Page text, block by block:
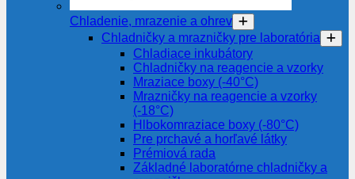
Chladenie, mrazenie a ohrev
Chladničky a mrazničky pre laboratória
Chladiace inkubátory
Chladničky na reagencie a vzorky
Mraziace boxy (-40°C)
Mrazničky na reagencie a vzorky
(-18°C)
Hlbokomraziace boxy (-80°C)
Pre prchavé a horľavé látky
Prémiová rada
Základné laboratórne chladničky a